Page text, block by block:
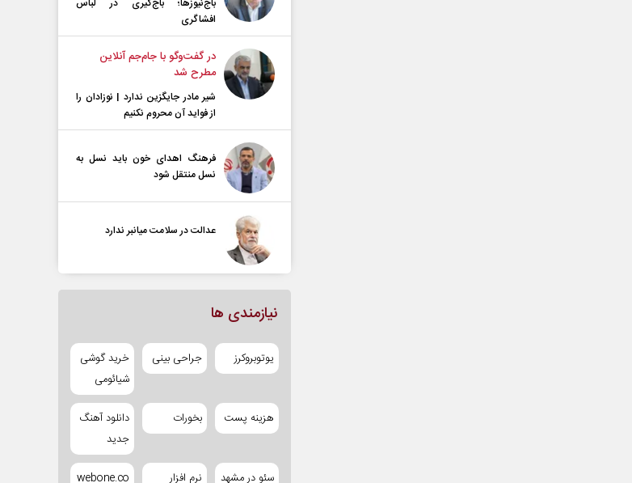
باج‌نیوزها؛ باج‌گیری در لباس
افشاگری
در گفت‌و‌گو با جام‌جم آنلاین
مطرح شد
شیر مادر جایگزین ندارد | نوزادان را
از فواید آن محروم نکنیم
فرهنگ اهدای خون باید نسل به
نسل منتقل شود
عدالت در سلامت میانبر ندارد
نیازمندی ها
یوتوبروکرز جراحی بینی
خرید گوشی
شیائومی
هزینه پست بخورات
دانلود آهنگ
جدید
سئو در مشهد
نرم افزار
webone.co